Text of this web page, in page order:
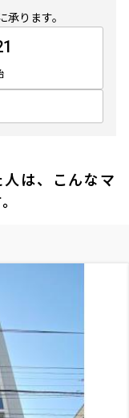
ります。
は、こんなマ